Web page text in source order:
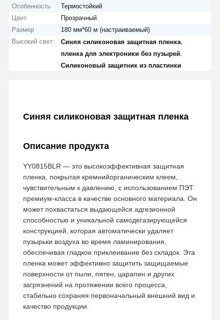
Особенность
Термостойкий
Цвет
Прозрачный
Размер
180 мм*60 м (настраиваемый)
Высокий свет:
Синяя силиконовая защитная пленка
пленка для электроники без пузырей
Силиконовый защитник из пластинки
Синяя силиконовая защитная пленка
Описание продукта
YY0815BLR — это высокоэффективная защитная
пленка, покрытая кремнийорганическим клеем,
чувствительным к давлению, с использованием ПЭТ
премиум-класса в качестве основного материала. Он
может похвастаться выдающейся адгезионной
способностью и уникальной самодегазирующейся
конструкцией, которая автоматически удаляет
пузырьки воздуха во время ламинирования,
обеспечивая гладкое приклеивание без складок. Эта
пленка может эффективно защитить защищаемые
поверхности от пыли, пятен, царапин и других
загрязнений на протяжении всего процесса,
стабильно сохраняя первоначальный внешний вид и
качество продукции.